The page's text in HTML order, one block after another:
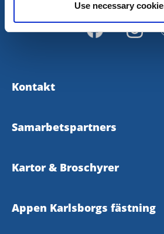
Use necessary
Kontakt
Kontakta oss
Företagsportal
Samarbetspartners
AB Göta Kanalbolag
Kartor & Broschyrer
Upptäck Karlsborg Broschyr 2026
Appen Karlsborgs fästning